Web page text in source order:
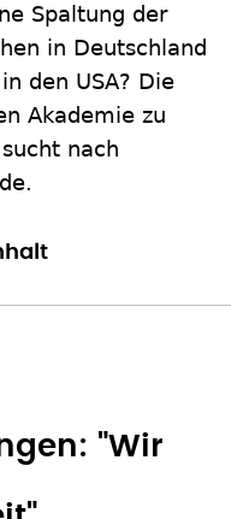
Spaltung der
in Deutschland
den USA? Die
Akademie zu
nach
"Wir